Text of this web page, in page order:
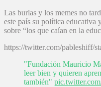
Las burlas y los memes no
este país su política educativa
sobre “los que caían en la
https://twitter.com/pableshiff/
"Fundación Mauricio
leer bien y quieren
también"